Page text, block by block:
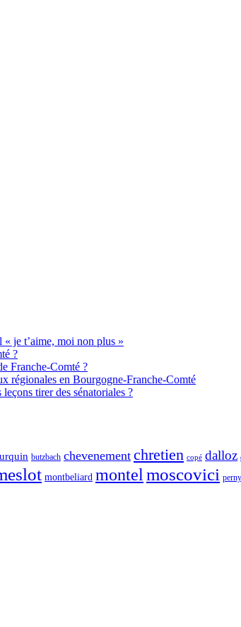
« je t’aime, moi non plus »
?
Franche-Comté ?
régionales en Bourgogne-Franche-Comté
tirer des sénatoriales ?
butzbach chevenement chretien copé dalloz
montbeliard montelmoscovici perny